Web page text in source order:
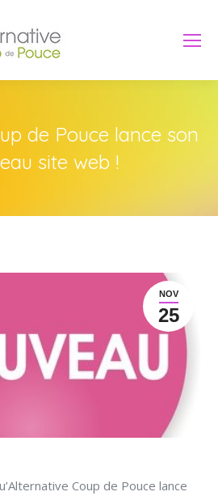
de Pouce lance son
site web !
NOV
25
Coup de Pouce lance